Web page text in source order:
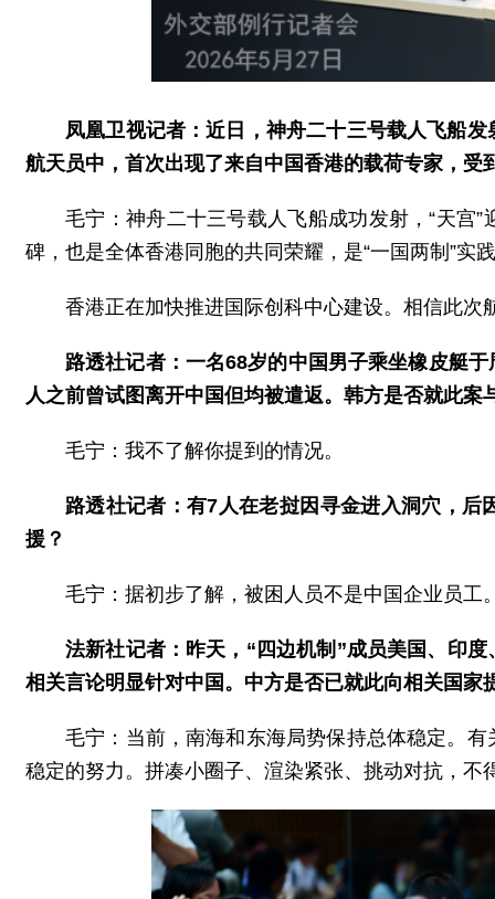
凤凰卫视记者：近日，神舟二十三号载人飞船
航天员中，首次出现了来自中国香港的载荷专家，
毛宁：神舟二十三号载人飞船成功发射，“天宫
碑，也是全体香港同胞的共同荣耀，是“一国两制”实
香港正在加快推进国际创科中心建设。相信此
路透社记者：一名68岁的中国男子乘坐橡皮艇
人之前曾试图离开中国但均被遣返。韩方是否就此
毛宁：我不了解你提到的情况。
路透社记者：有7人在老挝因寻金进入洞穴，
援？
毛宁：据初步了解，被困人员不是中国企业员
法新社记者：昨天，“四边机制”成员美国、印
相关言论明显针对中国。中方是否已就此向相关国家
毛宁：当前，南海和东海局势保持总体稳定。
稳定的努力。拼凑小圈子、渲染紧张、挑动对抗，不